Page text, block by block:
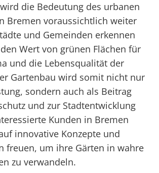
die Bedeutung des urbanen
Bremen voraussichtlich weiter
und Gemeinden erkennen
Wert von grünen Flächen für
und die Lebensqualität der
Gartenbau wird somit nicht nur
sondern auch als Beitrag
und zur Stadtentwicklung
Kunden in Bremen
innovative Konzepte und
freuen, um ihre Gärten in wahre
zu verwandeln.